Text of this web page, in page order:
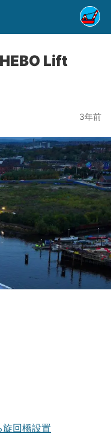
Lift
3年前
回橋設置